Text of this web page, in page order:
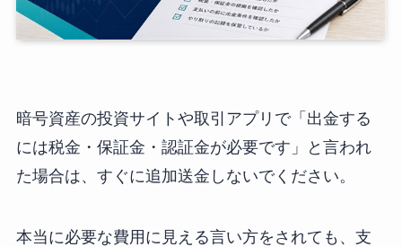
暗号資産の投資サイトや取引アプリで「出金する
には税金・保証金・認証金が必要です」と言われ
た場合は、すぐに追加送金しないでください。
本当に必要な費用に見える言い方をされても、支